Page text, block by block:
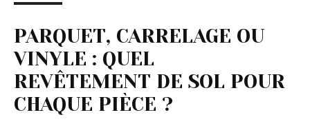
PARQUET, CARRELAGE OU
VINYLE : QUEL
REVÊTEMENT DE SOL POUR
CHAQUE PIÈCE ?